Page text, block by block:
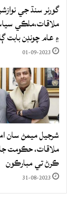
گورنر سنڌ جي
ملاقات،ملڪي
۽ عام چونڊن بابت
01-09-2023
شرجيل ميمڻ سان
ڪرڻ تي مبارڪون
31-08-2023